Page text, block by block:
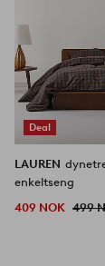
Deal
LAUREN
enkeltseng
409 NOK 499